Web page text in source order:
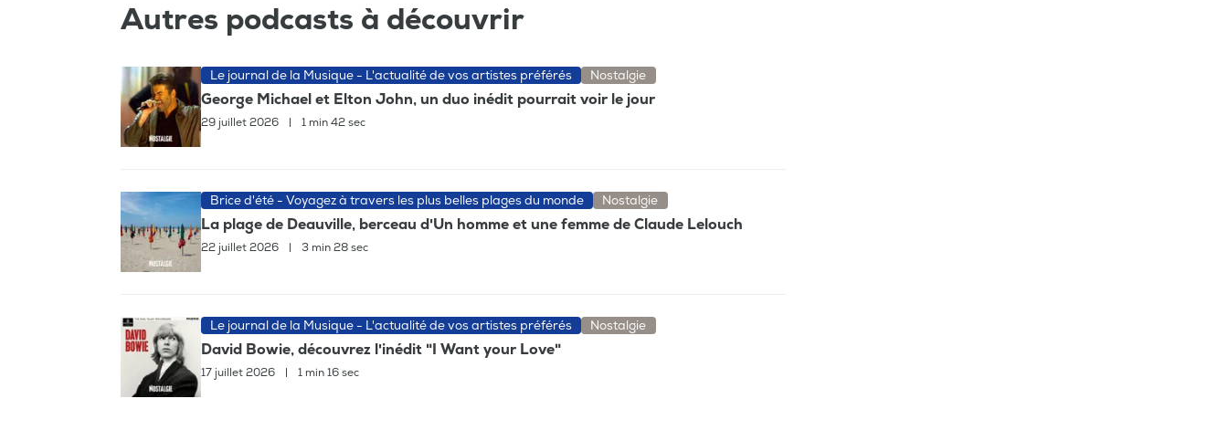
Autres podcasts à découvrir
Le journal de la Musique - L'actualité de vos artistes préférés Nostalgie
George Michael et Elton John, un duo inédit pourrait voir le jour
29 juillet 2026 1 min 42 sec
Brice d'été - Voyagez à travers les plus belles plages du monde Nostalgie
La plage de Deauville, berceau d'Un homme et une femme de Claude Lelouch
22 juillet 2026 3 min 28 sec
Le journal de la Musique - L'actualité de vos artistes préférés Nostalgie
David Bowie, découvrez l'inédit "I Want your Love"
17 juillet 2026 1 min 16 sec